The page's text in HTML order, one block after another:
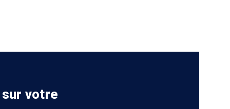
votre